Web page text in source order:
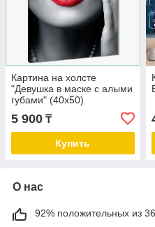
Картина на холсте
"Девушка в маске с алыми
губами" (40х50)
5 900 ₸
Купить
О нас
92% положительных из